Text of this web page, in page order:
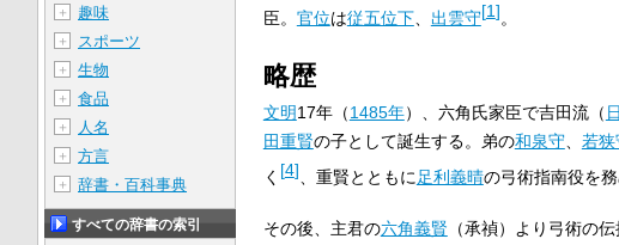
臣。 官位は従五位下、 出雲守[1]。
略歴
文明17年（1485年）、六角氏家臣で吉田流（
田重賢の子として誕生する。弟の和泉守、 若狭
く [4] 、重賢とともに 足利義晴の弓術指南役を
その後、主君の六角義賢 （承禎）より弓術の
＋ 趣味
＋ スポーツ
＋ 生物
＋ 食品
＋ 人名
＋ 方言
＋ 辞書・百科事典
すべての辞書の索引